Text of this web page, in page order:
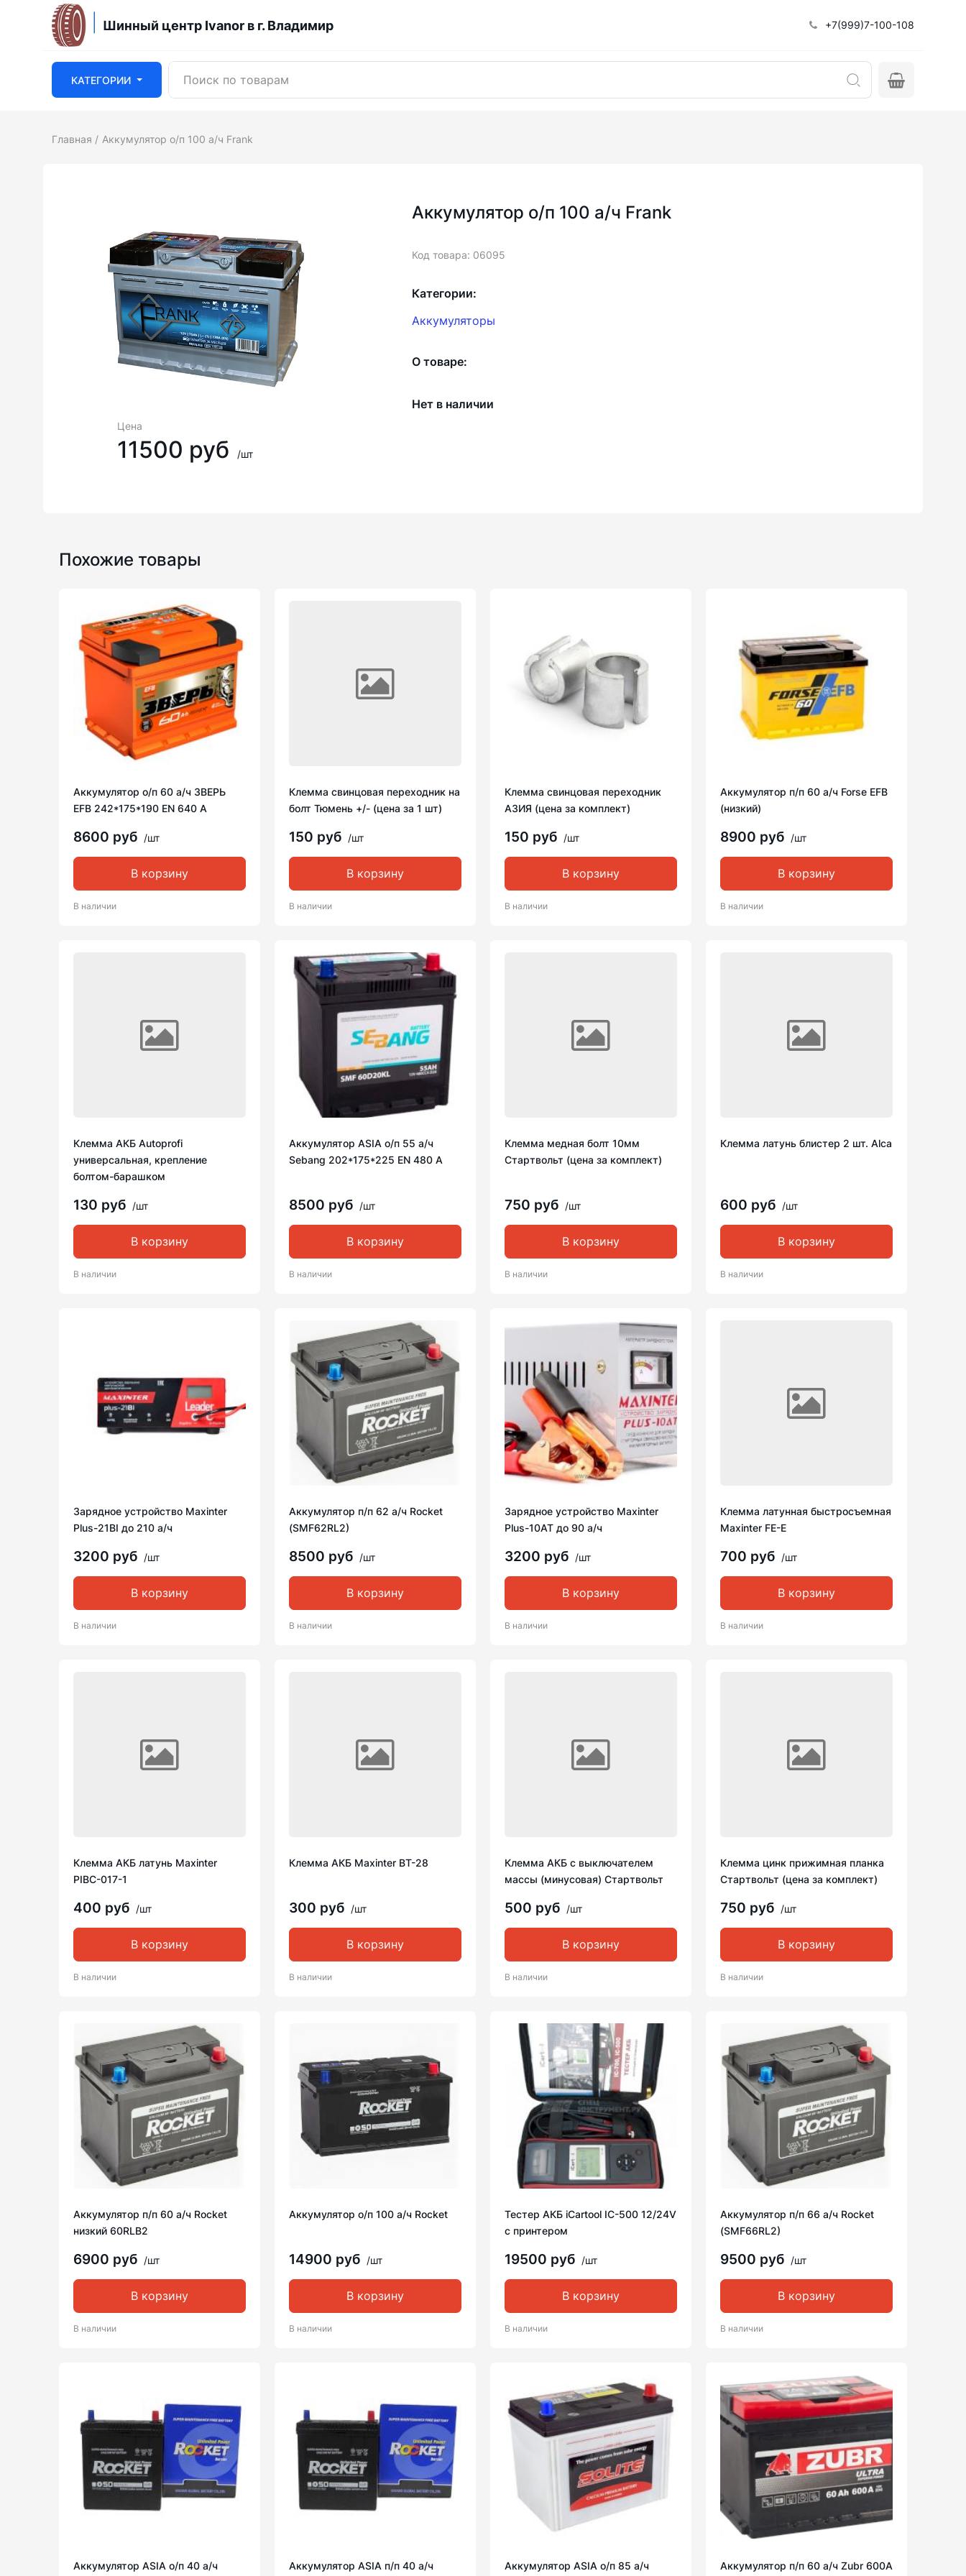
Шинный центр Ivanor в г. Владимир +7(999)7-100-108
КАТЕГОРИИ
Главная Аккумулятор о/п 100 а/ч Frank
Цена
11500 руб /шт
Аккумулятор о/п 100 а/ч Frank
Код товара: 06095
Категории:
Аккумуляторы
О товаре:
Нет в наличии
Похожие товары
Аккумулятор о/п 60 а/ч ЗВЕРЬ
EFB 242*175*190 EN 640 A
8600 руб /шт
В корзину
В наличии
Клемма свинцовая переходник на
болт Тюмень +/- (цена за 1 шт)
150 руб /шт
В корзину
В наличии
Клемма свинцовая переходник
АЗИЯ (цена за комплект)
150 руб /шт
В корзину
В наличии
Аккумулятор п/п 60 а/ч Forse EFB
(низкий)
8900 руб /шт
В корзину
В наличии
Клемма АКБ Autoprofi
универсальная, крепление
болтом-барашком
130 руб /шт
В корзину
В наличии
Аккумулятор ASIA о/п 55 а/ч
Sebang 202*175*225 EN 480 A
8500 руб /шт
В корзину
В наличии
Клемма медная болт 10мм
Стартвольт (цена за комплект)
750 руб /шт
В корзину
В наличии
Клемма латунь блистер 2 шт. Alca
600 руб /шт
В корзину
В наличии
Зарядное устройство Maxinter
Plus-21BI до 210 а/ч
3200 руб /шт
В корзину
В наличии
Аккумулятор п/п 62 а/ч Rocket
(SMF62RL2)
8500 руб /шт
В корзину
В наличии
Зарядное устройство Maxinter
Plus-10AT до 90 а/ч
3200 руб /шт
В корзину
В наличии
Клемма латунная быстросъемная
Maxinter FE-E
700 руб /шт
В корзину
В наличии
Клемма АКБ латунь Maxinter
PIBC-017-1
400 руб /шт
В корзину
В наличии
Клемма АКБ Maxinter BT-28
300 руб /шт
В корзину
В наличии
Клемма АКБ с выключателем
массы (минусовая) Стартвольт
500 руб /шт
В корзину
В наличии
Клемма цинк прижимная планка
Стартвольт (цена за комплект)
750 руб /шт
В корзину
В наличии
Аккумулятор п/п 60 а/ч Rocket
низкий 60RLB2
6900 руб /шт
В корзину
В наличии
Аккумулятор о/п 100 а/ч Rocket
14900 руб /шт
В корзину
В наличии
Тестер АКБ iCartool IC-500 12/24V
с принтером
19500 руб /шт
В корзину
В наличии
Аккумулятор п/п 66 а/ч Rocket
(SMF66RL2)
9500 руб /шт
В корзину
В наличии
Аккумулятор ASIA о/п 40 а/ч Аккумулятор ASIA п/п 40 а/ч Аккумулятор ASIA о/п 85 а/ч Аккумулятор п/п 60 а/ч Zubr 600A